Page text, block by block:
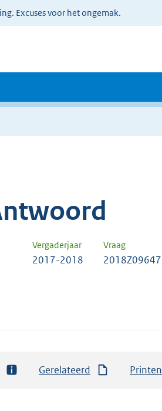
Excuses voor het ongemak.
Vergaderjaar Vraag
2017-2018 2018Z09647
Gerelateerd Printen